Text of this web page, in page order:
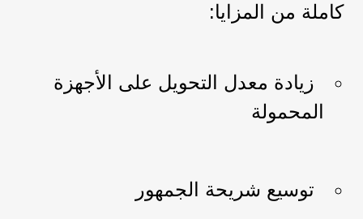
كاملة من المزايا:
زيادة معدل التحويل على الأجهزة
المحمولة
توسيع شريحة الجمهور